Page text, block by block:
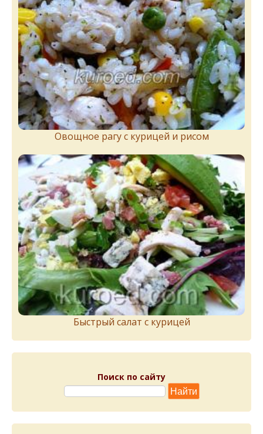
Овощное рагу с курицей и рисом
Быстрый салат с курицей
Поиск по сайту